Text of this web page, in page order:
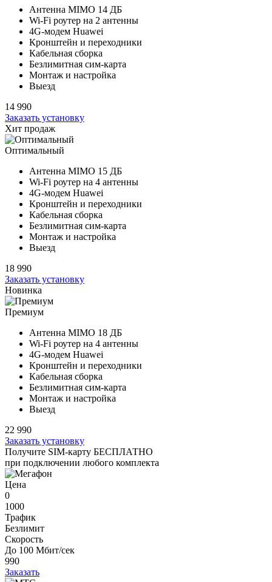
Антенна MIMO 14 ДБ
Wi-Fi роутер на 2 антенны
4G-модем Huawei
Кронштейн и переходники
Кабельная сборка
Безлимитная сим-карта
Монтаж и настройка
Выезд
14 990
Заказать установку
Хит продаж
Оптимальный
Антенна MIMO 15 ДБ
Wi-Fi роутер на 4 антенны
4G-модем Huawei
Кронштейн и переходники
Кабельная сборка
Безлимитная сим-карта
Монтаж и настройка
Выезд
18 990
Заказать установку
Новинка
Премиум
Антенна MIMO 18 ДБ
Wi-Fi роутер на 4 антенны
4G-модем Huawei
Кронштейн и переходники
Кабельная сборка
Безлимитная сим-карта
Монтаж и настройка
Выезд
22 990
Заказать установку
Получите SIM-карту БЕСПЛАТНО
при подключении любого комплекта
Цена
0
1000
Трафик
Безлимит
Скорость
До 100 Мбит/сек
990
Заказать